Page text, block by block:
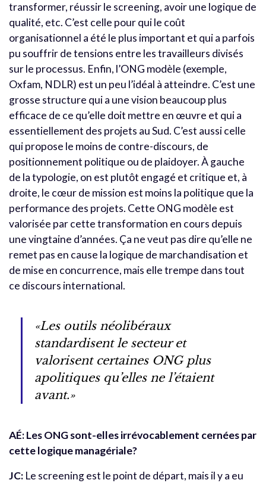
transformer, réussir le screening, avoir une logique de
qualité, etc. C’est celle pour qui le coût
organisationnel a été le plus important et qui a parfois
pu souffrir de tensions entre les travailleurs divisés
sur le processus. Enfin, l’ONG modèle (exemple,
Oxfam, NDLR) est un peu l’idéal à atteindre. C’est une
grosse structure qui a une vision beaucoup plus
efficace de ce qu’elle doit mettre en œuvre et qui a
essentiellement des projets au Sud. C’est aussi celle
qui propose le moins de contre-discours, de
positionnement politique ou de plaidoyer. À gauche
de la typologie, on est plutôt engagé et critique et, à
droite, le cœur de mission est moins la politique que la
performance des projets. Cette ONG modèle est
valorisée par cette transformation en cours depuis
une vingtaine d’années. Ça ne veut pas dire qu’elle ne
remet pas en cause la logique de marchandisation et
de mise en concurrence, mais elle trempe dans tout
ce discours international.
«Les outils néolibéraux
standardisent le secteur et
valorisent certaines ONG plus
apolitiques qu’elles ne l’étaient
avant.»
AÉ: Les ONG sont-elles irrévocablement cernées par
cette logique managériale?
JC: Le screening est le point de départ, mais il y a eu